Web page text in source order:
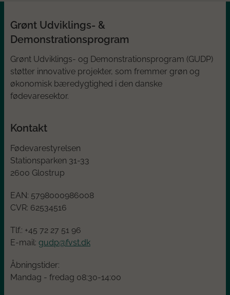
Grønt Udviklings- &
Demonstrationsprogram
Grønt Udviklings- og Demonstrationsprogram (GUDP)
støtter innovative projekter, som fremmer grøn og
økonomisk bæredygtighed i den danske
fødevaresektor.
Kontakt
Fødevarestyrelsen
Stationsparken 31-33
2600 Glostrup
EAN: 5798000986008
CVR: 62534516
Tlf.: +45 72 27 51 96
E-mail: gudp@fvst.dk
Åbningstider:
Mandag - fredag 08:30-14:00